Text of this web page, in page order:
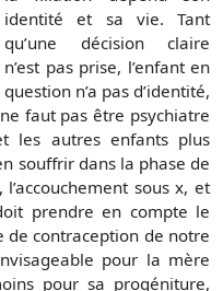
identité et sa vie. Tant
qu’une décision claire
n’est pas prise, l’enfant en
question n’a pas d’identité,
faut pas être psychiatre
les autres enfants plus
souffrir dans la phase de
sous x, et
prendre en compte le
de contraception de notre
pour la mère
pour sa progéniture,